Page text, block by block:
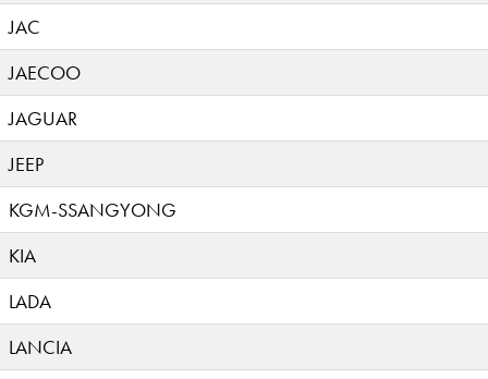
JAC
JAECOO
JAGUAR
JEEP
KGM-SSANGYONG
KIA
LADA
LANCIA